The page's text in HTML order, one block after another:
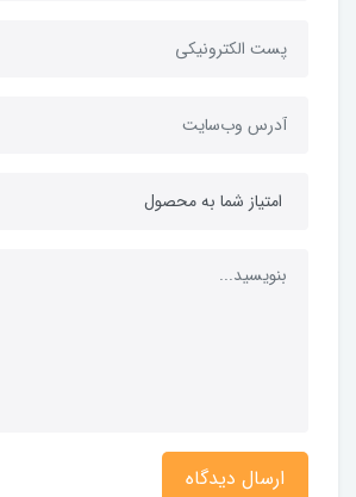
ارسال دیدگاه